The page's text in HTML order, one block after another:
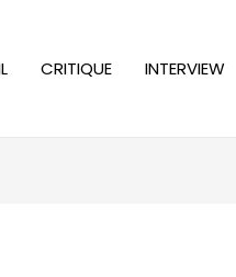
CRITIQUE INTERVIEW